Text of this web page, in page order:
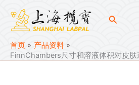
搜
首页
产品资料
FinnChambers尺寸和溶液体积对皮